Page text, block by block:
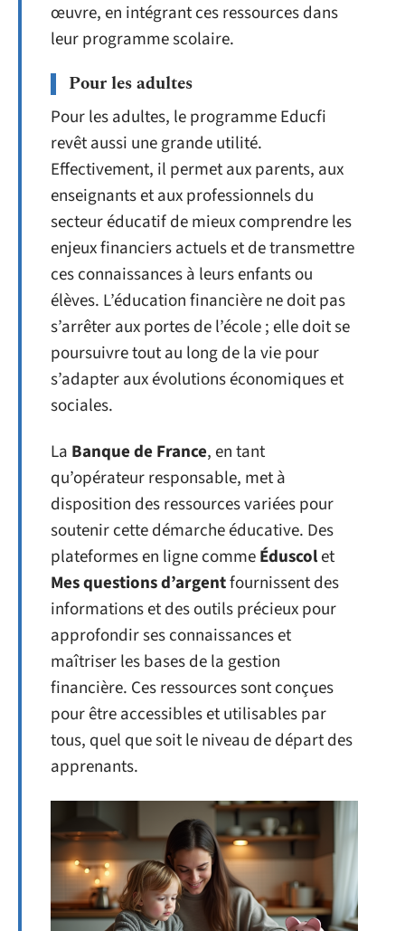
œuvre, en intégrant ces ressources dans
leur programme scolaire.
Pour les adultes
Pour les adultes, le programme Educfi
revêt aussi une grande utilité.
Effectivement, il permet aux parents, aux
enseignants et aux professionnels du
secteur éducatif de mieux comprendre les
enjeux financiers actuels et de transmettre
ces connaissances à leurs enfants ou
élèves. L’éducation financière ne doit pas
s’arrêter aux portes de l’école ; elle doit se
poursuivre tout au long de la vie pour
s’adapter aux évolutions économiques et
sociales.
La Banque de France, en tant
qu’opérateur responsable, met à
disposition des ressources variées pour
soutenir cette démarche éducative. Des
plateformes en ligne commeÉduscolet
Mes questions d’argentfournissent des
informations et des outils précieux pour
approfondir ses connaissances et
maîtriser les bases de la gestion
financière. Ces ressources sont conçues
pour être accessibles et utilisables par
tous, quel que soit le niveau de départ des
apprenants.